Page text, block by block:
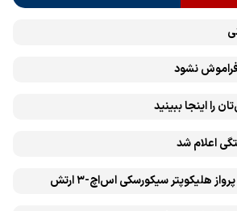
نشود
را اینجا ببینید
اعلام شد
هلیکوپتر سیکورسکی اس‌اچ-۳ ارتش